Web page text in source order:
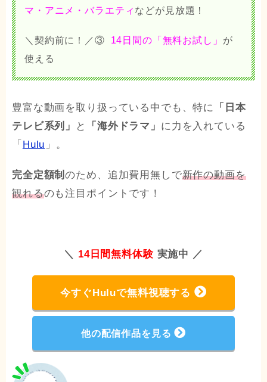
マ・アニメ・バラエティ などが見放題！
＼契約前に！／③ 14日間の「無料お試し」 が
使える
豊富な動画を取り扱っている中でも、特に
「日本
テレビ系列」
と 「海外ドラマ」 に力を入れている
「 Hulu 」。
完全定額制のため、追加費用無しで新作の動画を
観れるのも注目ポイントです！
＼ 14日間無料体験 実施中 ／
今すぐHuluで無料視聴する
他の配信作品を見る